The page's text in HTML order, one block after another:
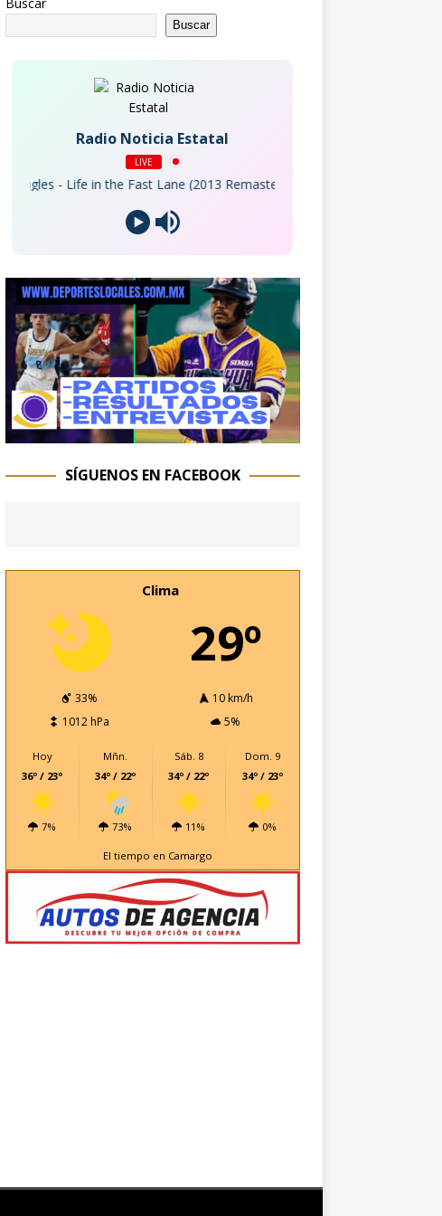
Buscar
Radio Noticia Estatal
LIVE
Eagles - Life in the Fast Lane (2013 Remaster)
SÍGUENOS EN FACEBOOK
Clima
29º
33%
10 km/h
1012 hPa
5%
Hoy
36º / 23º
7%
Mñn.
34º / 22º
73%
Sáb. 8
34º / 22º
11%
Dom. 9
34º / 23º
0%
El tiempo en Camargo